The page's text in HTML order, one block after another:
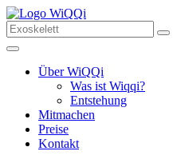
Über WiQQi
Was ist Wiqqi?
Entstehung
Mitmachen
Preise
Kontakt